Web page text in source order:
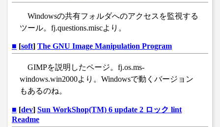
Windowsの共有フォルダへのアクセスを監視する
ツール。fj.questions.miscより。
■ [soft] The GNU Image Manipulation Program
GIMPを説明したページ。fj.os.ms-
windows.win2000より。Windowsで動くバージョン
もあるのね。
■ [dev] Sun WorkShop(TM) 6 update 2 ロック lint
Readme